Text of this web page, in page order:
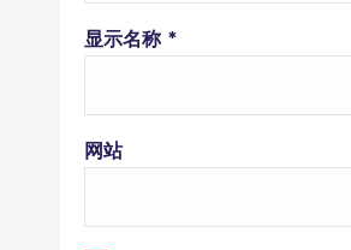
显示名称 *
网站